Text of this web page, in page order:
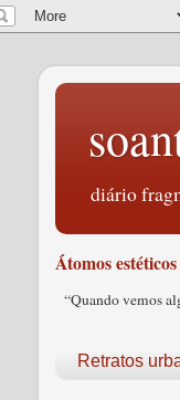
diário
Átomos
“Quando vemos
Retratos